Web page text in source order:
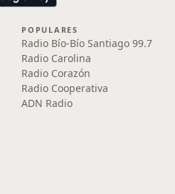
POPULARES
Radio Bío-Bío Santiago 99.7
Radio Carolina
Radio Corazón
Radio Cooperativa
ADN Radio